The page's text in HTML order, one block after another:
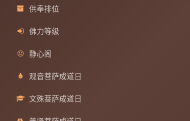
供奉排位
佛力等级
静心阁
观音菩萨成道日
文殊菩萨成道日